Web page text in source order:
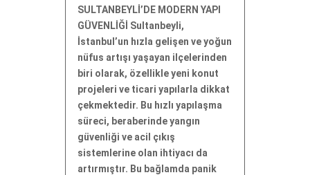
SULTANBEYLİ’DE MODERN YAPI
GÜVENLİĞİ Sultanbeyli,
İstanbul’un hızla gelişen ve yoğun
nüfus artışı yaşayan ilçelerinden
biri olarak, özellikle yeni konut
projeleri ve ticari yapılarla dikkat
çekmektedir. Bu hızlı yapılaşma
süreci, beraberinde yangın
güvenliği ve acil çıkış
sistemlerine olan ihtiyacı da
artırmıştır. Bu bağlamda panik